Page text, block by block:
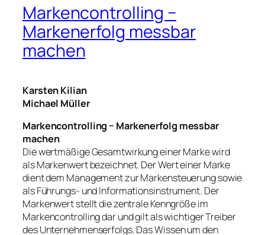
Markencontrolling −
Markenerfolg messbar
machen
Karsten Kilian
Michael Müller
Markencontrolling − Markenerfolg messbar
machen
Die wertmäßige Gesamtwirkung einer Marke wird
als Markenwert bezeichnet. Der Wert einer Marke
dient dem Management zur Markensteuerung sowie
als Führungs- und Informationsinstrument. Der
Markenwert stellt die zentrale Kenngröße im
Markencontrolling dar und gilt als wichtiger Treiber
des Unternehmenserfolgs. Das Wissen um den